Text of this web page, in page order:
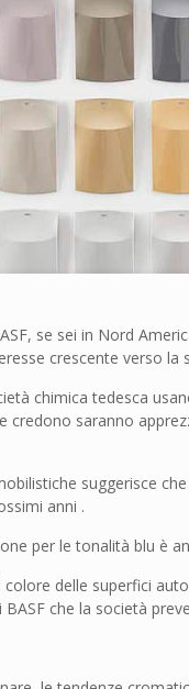
se sei in Nord
crescente verso la
chimica tedesca
credono saranno
suggerisce
anni .
per le tonalità blu è
colore delle superfici
che la società